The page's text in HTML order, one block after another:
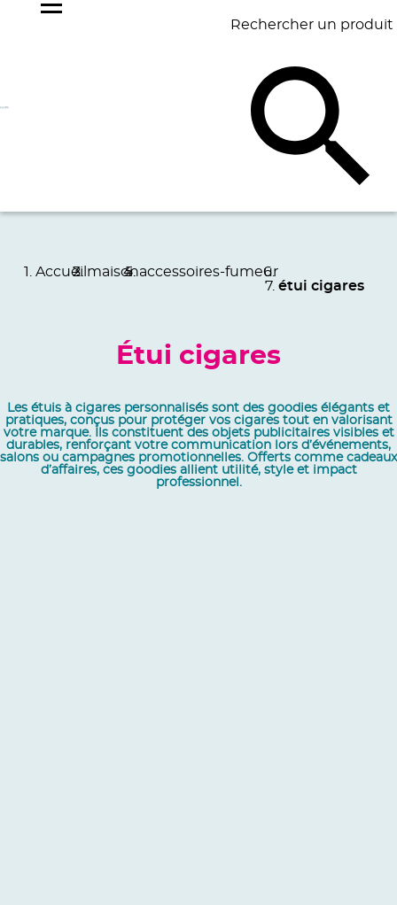
Rechercher un produit
BAGAGERIE BUREAU
Accueil maisonaccessoires-fumeur
étui cigares
Étui cigares
Les étuis à cigares personnalisés sont des goodies élégants et
pratiques, conçus pour protéger vos cigares tout en valorisant
votre marque. Ils constituent des objets publicitaires visibles et
durables, renforçant votre communication lors d’événements,
salons ou campagnes promotionnelles. Offerts comme cadeaux
d’affaires, ces goodies allient utilité, style et impact
professionnel.